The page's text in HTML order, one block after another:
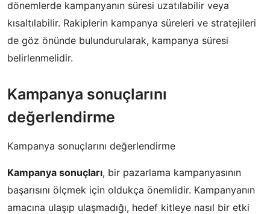
dönemlerde kampanyanın süresi uzatılabilir veya
kısaltılabilir. Rakiplerin kampanya süreleri ve stratejileri
de göz önünde bulundurularak, kampanya süresi
belirlenmelidir.
Kampanya sonuçlarını
değerlendirme
Kampanya sonuçlarını değerlendirme
Kampanya sonuçları, bir pazarlama kampanyasının
başarısını ölçmek için oldukça önemlidir. Kampanyanın
amacına ulaşıp ulaşmadığı, hedef kitleye nasıl bir etki